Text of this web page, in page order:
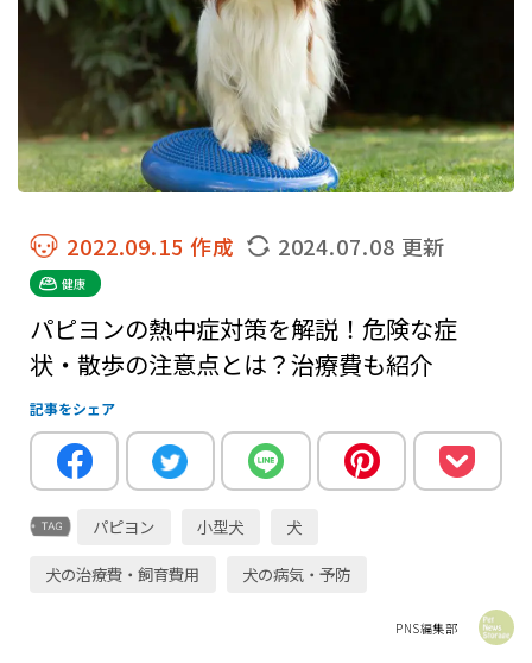
2022.09.15 作成 2024.07.08 更新
健康
パピヨンの熱中症対策を解説！危険な症
状・散歩の注意点とは？治療費も紹介
記事をシェア
パピヨン 小型犬
犬
犬の治療費・飼育費用
犬の病気・予防
PNS編集部